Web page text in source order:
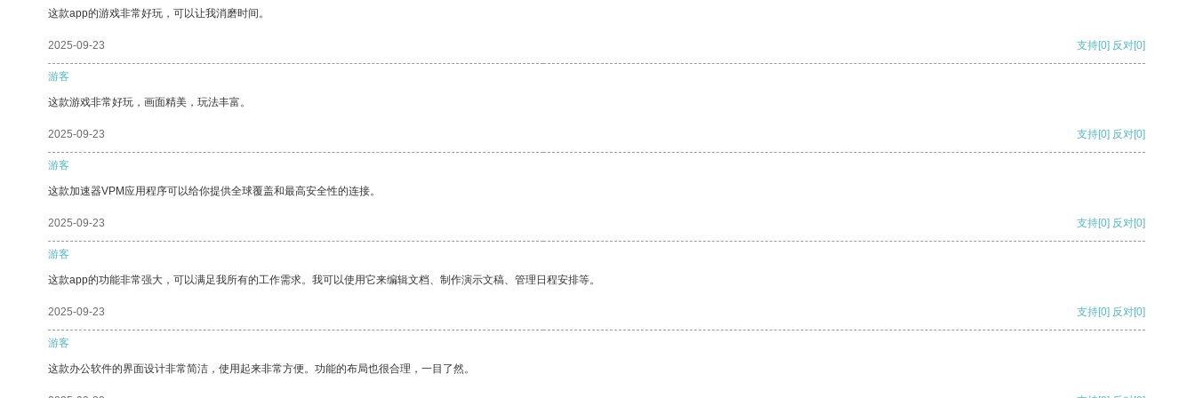
这款app的游戏非常好玩，可以让我消磨时间。
2025-09-23 支持[0] 反对[0]
游客
这款游戏非常好玩，画面精美，玩法丰富。
2025-09-23 支持[0] 反对[0]
游客
这款加速器VPM应用程序可以给你提供全球覆盖和最高安全性的连接。
2025-09-23 支持[0] 反对[0]
游客
这款app的功能非常强大，可以满足我所有的工作需求。我可以使用它来编辑文档、制作演示文稿、管理日程安排等。
2025-09-23 支持[0] 反对[0]
游客
这款办公软件的界面设计非常简洁，使用起来非常方便。功能的布局也很合理，一目了然。